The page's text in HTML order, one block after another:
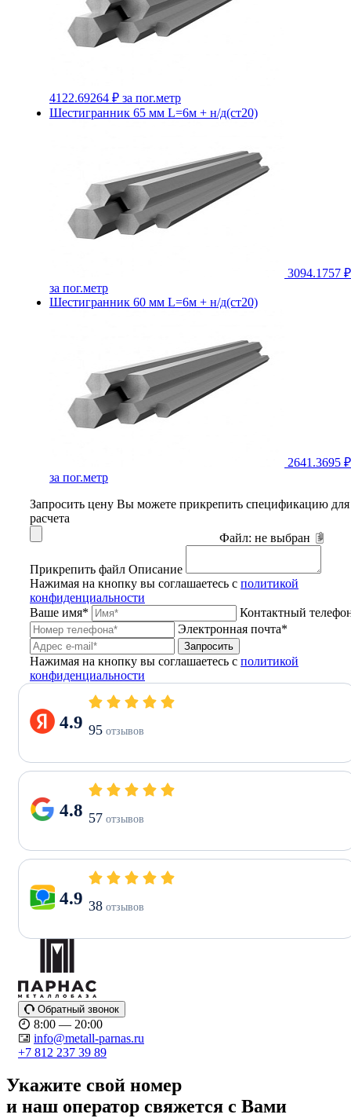
4122.69264 ₽ за пог.метр
Шестигранник 65 мм L=6м + н/д(ст20)
3094.1757 ₽
за пог.метр
Шестигранник 60 мм L=6м + н/д(ст20)
2641.3695 ₽
за пог.метр
Запросить цену Вы можете прикрепить спецификацию для
расчета
Файл: не выбран
Прикрепить файл Описание
Нажимая на кнопку вы соглашаетесь с политикой
конфиденциальности
Ваше имя*
Контактный
Электронная почта*
Запросить
Нажимая на кнопку вы соглашаетесь с политикой
конфиденциальности
4.9 95 отзывов
4.8 57 отзывов
4.9 38 отзывов
Обратный звонок
8:00 — 20:00
info@metall-parnas.ru
+7 812 237 39 89
Укажите свой номер
и наш оператор свяжется с Вами